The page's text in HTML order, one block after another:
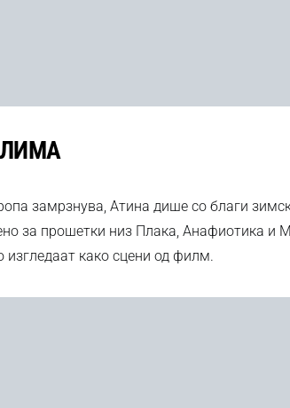
замрзнува, Атина дише со благи
за прошетки низ Плака, Анафиотика и
изгледаат како сцени од филм.